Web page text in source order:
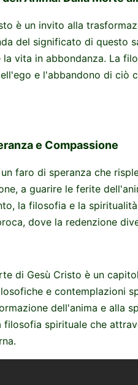
è un invito alla
del significato di questo
vita in abbondanza. La
e l'abbandono di ciò
e Compassione
faro di speranza che
a guarire le ferite
la filosofia e la
dove la redenzione
di Gesù Cristo è un
e contemplazioni
dell'anima e alla
filosofia spirituale che